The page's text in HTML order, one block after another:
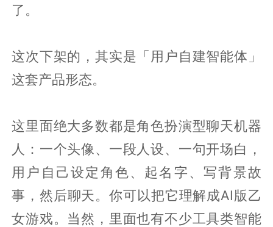
了。
这次下架的，其实是「用户自建智能体」
这套产品形态。
这里面绝大多数都是角色扮演型聊天机器
人：一个头像、一段人设、一句开场白，
用户自己设定角色、起名字、写背景故
事，然后聊天。你可以把它理解成AI版乙
女游戏。当然，里面也有不少工具类智能